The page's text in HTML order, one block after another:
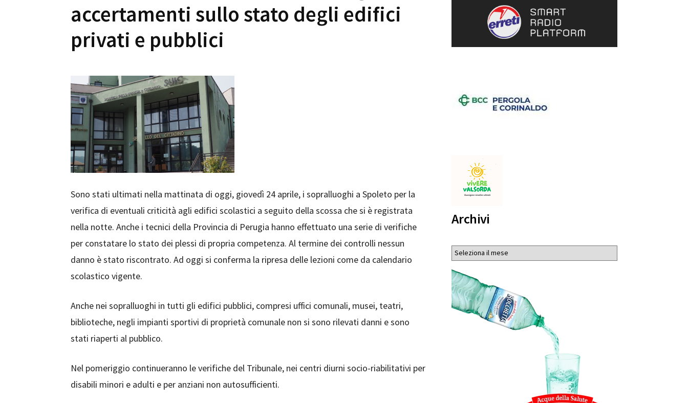
accertamenti sullo stato degli edifici
privati e pubblici
Sono stati ultimati nella mattinata di oggi, giovedì 24 aprile, i sopralluoghi a Spoleto per la
verifica di eventuali criticità agli edifici scolastici a seguito della scossa che si è registrata
nella notte. Anche i tecnici della Provincia di Perugia hanno effettuato una serie di verifiche
per constatare lo stato dei plessi di propria competenza. Al termine dei controlli nessun
danno è stato riscontrato. Ad oggi si conferma la ripresa delle lezioni come da calendario
scolastico vigente.
Anche nei sopralluoghi in tutti gli edifici pubblici, compresi uffici comunali, musei, teatri,
biblioteche, negli impianti sportivi di proprietà comunale non si sono rilevati danni e sono
stati riaperti al pubblico.
Nel pomeriggio continueranno le verifiche del Tribunale, nei centri diurni socio-riabilitativi per
disabili minori e adulti e per anziani non autosufficienti.
Archivi
Archivi